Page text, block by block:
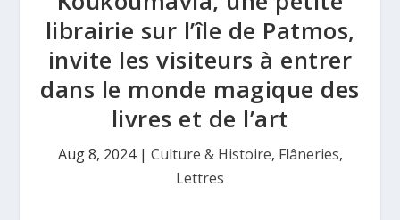
librairie sur l’île de Patmos,
invite les visiteurs à entrer
dans le monde magique des
livres et de l’art
Aug 8, 2024| Culture & Histoire, Flâneries,
Lettres